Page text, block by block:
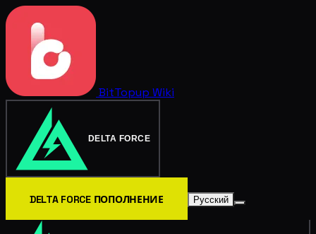
BitTopup Wiki
DELTA FORCE
DELTA FORCE ПОПОЛНЕНИЕ Русский